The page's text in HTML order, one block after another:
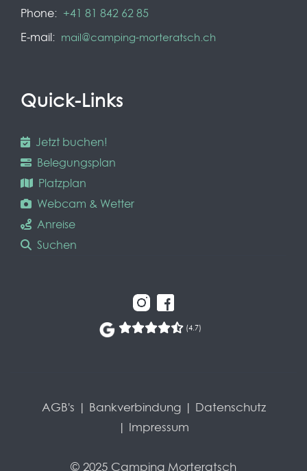
Phone: +41 81 842 62 85
E-mail: mail@camping-morteratsch.ch
Quick-Links
Jetzt buchen!
Belegungsplan
Platzplan
Webcam & Wetter
Anreise
Suchen
(4.7)
AGB's | Bankverbindung| Datenschutz
| Impressum
© 2025 Camping Morteratsch